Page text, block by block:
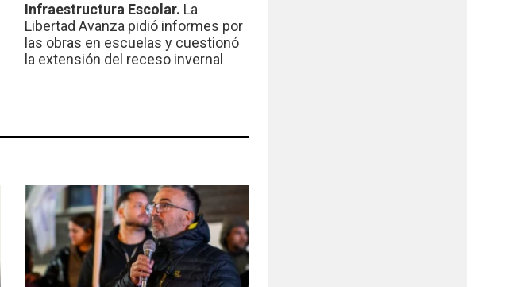
Infraestructura Escolar. La
Libertad Avanza pidió informes por
las obras en escuelas y cuestionó
la extensión del receso invernal